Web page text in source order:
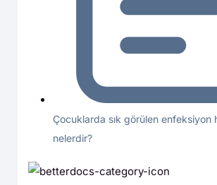
Çocuklarda sık görülen enfeksiyon
nelerdir?